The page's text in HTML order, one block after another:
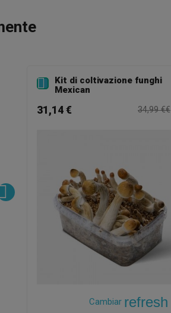

Kit di coltivazione funghi
Mexican
31,14 € 34,99 €€
Cambiar refresh